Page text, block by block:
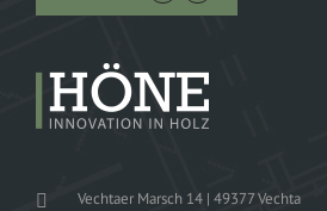
Vechtaer Marsch 14 | 49377 Vechta